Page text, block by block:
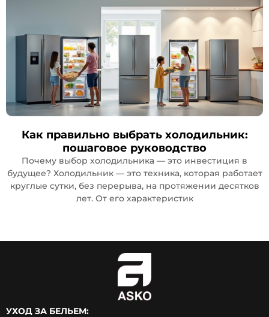
Как правильно выбрать холодильник:
пошаговое руководство
Почему выбор холодильника — это инвестиция в
будущее? Холодильник — это техника, которая работает
круглые сутки, без перерыва, на протяжении десятков
лет. От его характеристик
УХОД ЗА БЕЛЬЕМ: